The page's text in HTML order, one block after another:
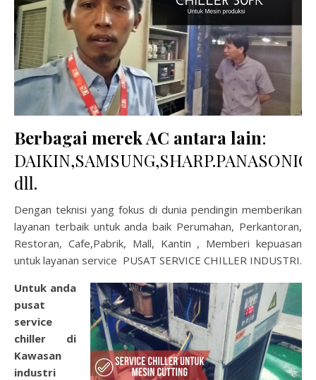
Berbagai merek AC antara lain:
dll.
Dengan teknisi yang fokus di dunia pendingin memberikan
layanan terbaik untuk anda baik Perumahan, Perkantoran,
Restoran, Cafe,Pabrik, Mall, Kantin , Memberi kepuasan
untuk layanan service PUSAT SERVICE CHILLER INDUSTRI.
Untuk anda
pusat
service
chiller di
Kawasan
industri